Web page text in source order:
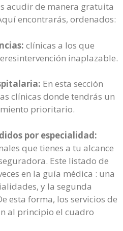
acudir de manera gratuita
encontrarás, ordenados:
clínicas a los que
inaplazable.
En esta sección
clínicas donde tendrás un
prioritario.
por especialidad:
que tienes a tu alcance
Este listado de
en la guía médica : una
y la segunda
esta forma, los servicios de
al principio el cuadro